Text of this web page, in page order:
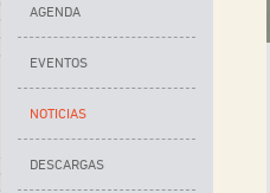
AGENDA
EVENTOS
NOTICIAS
DESCARGAS